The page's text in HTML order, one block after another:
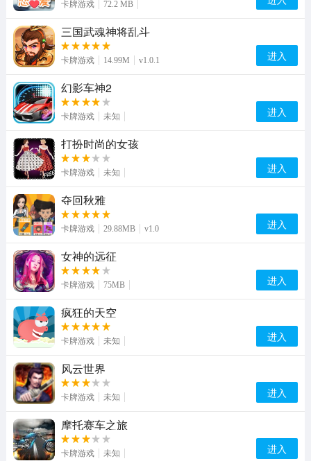
卡牌游戏 72.2 MB
三国武魂神将乱斗
卡牌游戏 14.99M v1.0.1 进入
幻影车神2
卡牌游戏 未知 进入
打扮时尚的女孩
卡牌游戏 未知 进入
夺回秋雅
卡牌游戏 29.88MB v1.0 进入
女神的远征
卡牌游戏 75MB 进入
疯狂的天空
卡牌游戏 未知 进入
风云世界
卡牌游戏 未知 进入
摩托赛车之旅
卡牌游戏 未知 进入